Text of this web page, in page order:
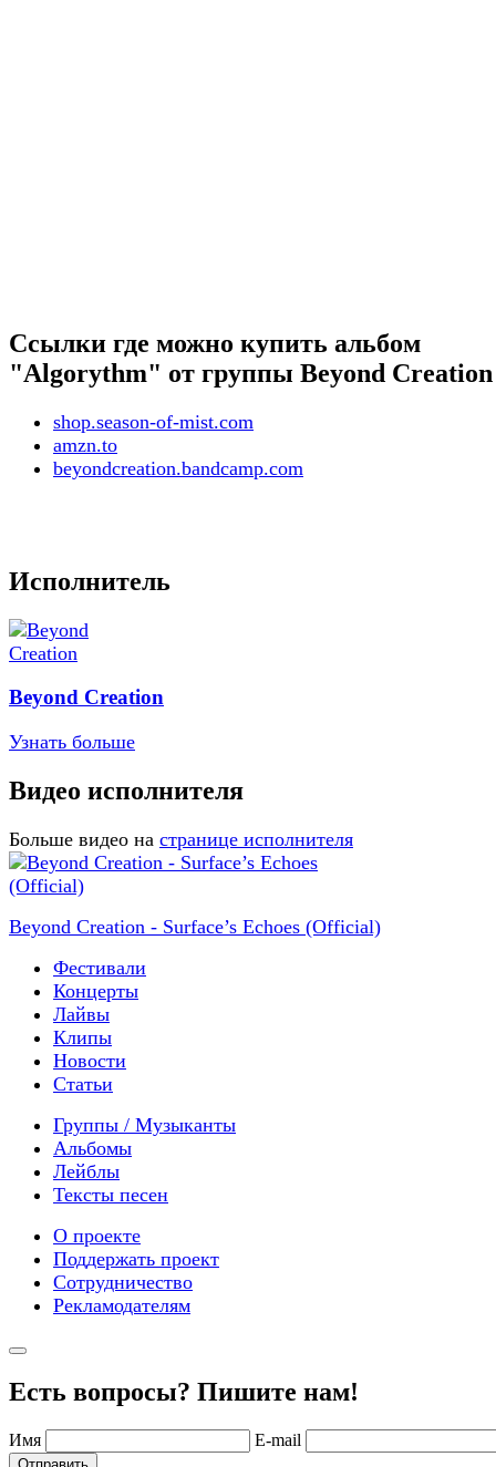
Ссылки где можно купить альбом
"Algorythm" от группы Beyond Creation
shop.season-of-mist.com
amzn.to
beyondcreation.bandcamp.com
Исполнитель
Beyond Creation
Узнать больше
Видео исполнителя
Больше видео на странице исполнителя
Beyond Creation - Surface’s Echoes (Official)
Фестивали
Концерты
Лайвы
Клипы
Новости
Статьи
Группы / Музыканты
Альбомы
Лейблы
Тексты песен
О проекте
Поддержать проект
Сотрудничество
Рекламодателям
Есть вопросы? Пишите нам!
Имя E-mail